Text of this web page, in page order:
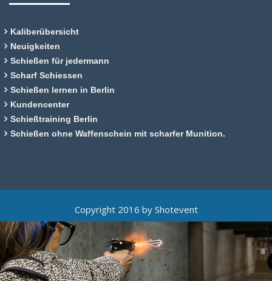
Kaliberübersicht
Neuigkeiten
Schießen für jedermann
Scharf Schiessen
Schießen lernen in Berlin
Kundencenter
Schießtraining Berlin
Schießen ohne Waffenschein mit scharfer Munition.
Copyright 2016 by Shotevent